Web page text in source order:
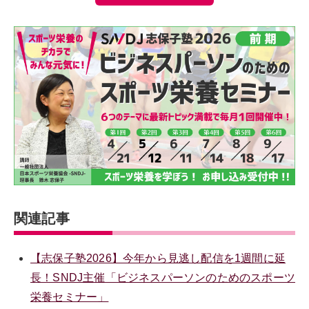
関連記事
【志保子塾2026】今年から見逃し配信を1週間に延
長！SNDJ主催「ビジネスパーソンのためのスポーツ
栄養セミナー」